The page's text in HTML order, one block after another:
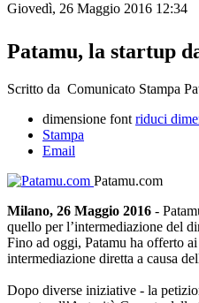
Giovedì, 26 Maggio 2016 12:34
Patamu, la startup
Scritto da Comunicato Stampa
dimensione font riduci
Stampa
Email
Patamu.com
Milano, 26 Maggio 2016 -
quello per l’intermediazione del
Fino ad oggi, Patamu ha offerto
intermediazione diretta a causa
Dopo diverse iniziative - la